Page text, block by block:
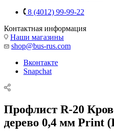
8 (4012) 99-99-22
Контактная информация
Наши магазины
shop@bus-rus.com
Вконтакте
Snapchat
Профлист R-20
дерево 0,4 мм Print